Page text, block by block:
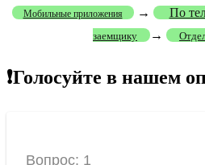
Мобильные приложения → По
заемщику
→
❗Голосуйте в нашем